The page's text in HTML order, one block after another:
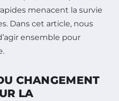
menacent la survie
Dans cet article, nous
ensemble pour
CHANGEMENT
LA